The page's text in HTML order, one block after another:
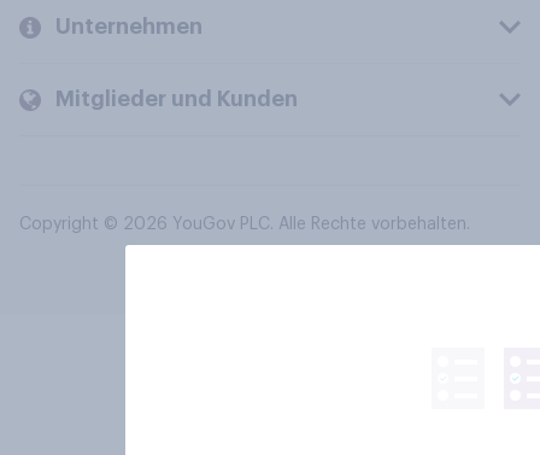
Unternehmen
Mitglieder und Kunden
Copyright © 2026 YouGov PLC. Alle Rechte vorbehalten.